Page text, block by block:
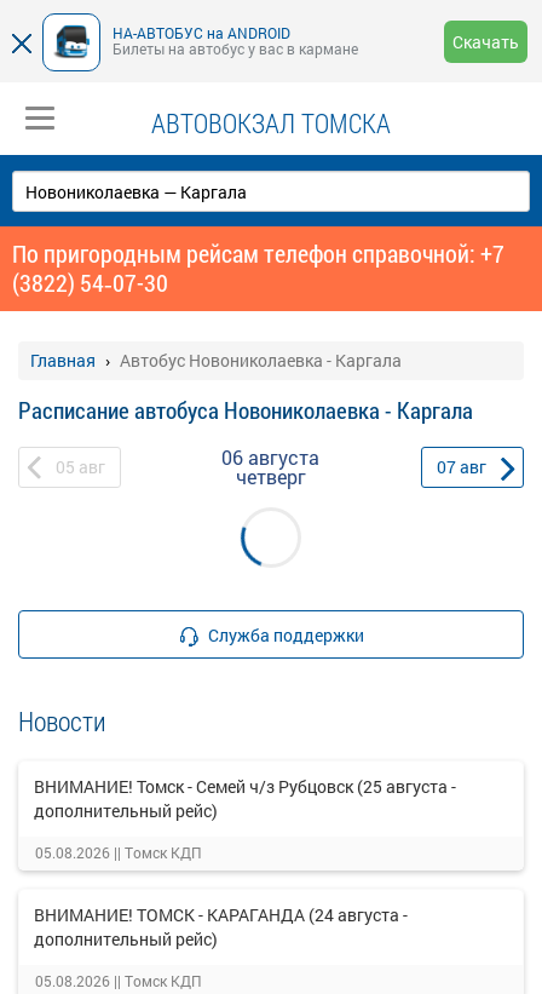
НА-АВТОБУС на ANDROID
Билеты на автобус у вас в кармане
Скачать
АВТОВОКЗАЛ ТОМСКА
По пригородным рейсам телефон справочной: +7
(3822) 54‑07-30
Главная Автобус Новониколаевка - Каргала
Расписание автобуса Новониколаевка - Каргала
05 авг 06 августа
четверг 07авг
Служба поддержки
Новости
ВНИМАНИЕ! Томск - Семей ч/з Рубцовск (25 августа -
дополнительный рейс)
05.08.2026 || Томск КДП
ВНИМАНИЕ! ТОМСК - КАРАГАНДА (24 августа -
дополнительный рейс)
05.08.2026 || Томск КДП